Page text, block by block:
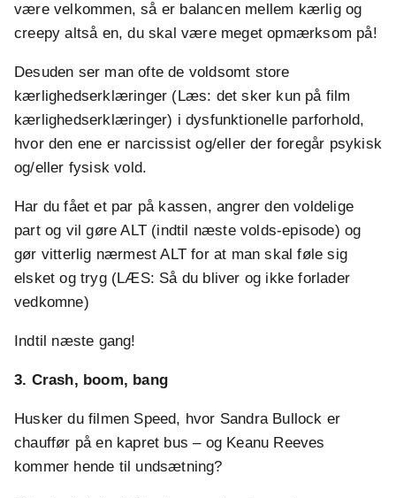
være velkommen, så er balancen mellem kærlig og
creepy altså en, du skal være meget opmærksom på!
Desuden ser man ofte de voldsomt store
kærlighedserklæringer (Læs: det sker kun på film
kærlighedserklæringer) i dysfunktionelle parforhold,
hvor den ene er narcissist og/eller der foregår psykisk
og/eller fysisk vold.
Har du fået et par på kassen, angrer den voldelige
part og vil gøre ALT (indtil næste volds-episode) og
gør vitterlig nærmest ALT for at man skal føle sig
elsket og tryg (LÆS: Så du bliver og ikke forlader
vedkomne)
Indtil næste gang!
3. Crash, boom, bang
Husker du filmen Speed, hvor Sandra Bullock er
chauffør på en kapret bus – og Keanu Reeves
kommer hende til undsætning?